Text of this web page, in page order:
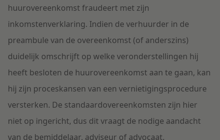
huurovereenkomst fraudeert met zijn
inkomstenverklaring. Indien de verhuurder in de
preambule van de overeenkomst (of anderszins)
duidelijk omschrijft op welke veronderstellingen hij
heeft besloten de huurovereenkomst aan te gaan, kan
hij zijn proceskansen van een vernietigingsprocedure
versterken. De standaardovereenkomsten zijn hier
niet op ingericht, dus dit vraagt de nodige aandacht
van de bemiddelaar, adviseur of advocaat.